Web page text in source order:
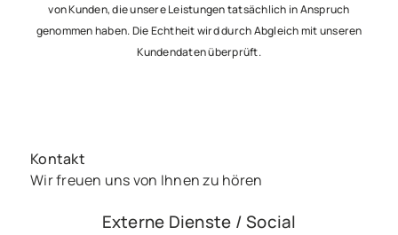
und zufrieden – beim Notar, um den Vertrag
zu unterzeichnen und freuen uns jetzt
schon auf die Übergabe an unsere netten
von Kunden, die unsere Leistungen tatsächlich in Anspruch
genommen haben. Die Echtheit wird durch Abgleich mit unseren
Kundendaten überprüft.
Kontakt
Wir freuen uns von Ihnen zu hören
Externe Dienste / Social